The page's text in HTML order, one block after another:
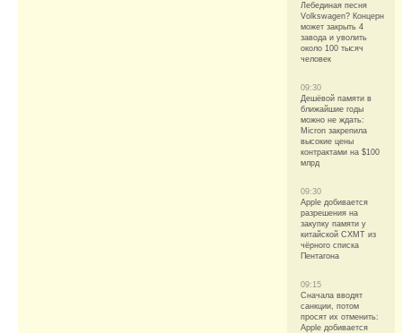
Лебединая песня
Volkswagen? Концерн
может закрыть 4
завода и уволить
около 100 тысяч
человек
09:30
Дешёвой памяти в
ближайшие годы
можно не ждать:
Micron закрепила
высокие цены
контрактами на $100
млрд
09:30
Apple добивается
разрешения на
закупку памяти у
китайской CXMT из
чёрного списка
Пентагона
09:15
Сначала вводят
санкции, потом
просят их отменить:
Apple добивается